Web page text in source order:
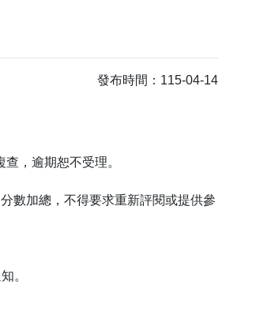
發布時間：115-04-14
，逾期恕不受理。
數加總，不得要求重新評閱或提供參
。